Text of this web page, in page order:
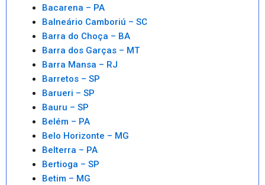
Bacarena – PA
Balneário Camboriú – SC
Barra do Choça – BA
Barra dos Garças – MT
Barra Mansa – RJ
Barretos – SP
Barueri – SP
Bauru – SP
Belém – PA
Belo Horizonte – MG
Belterra – PA
Bertioga – SP
Betim – MG